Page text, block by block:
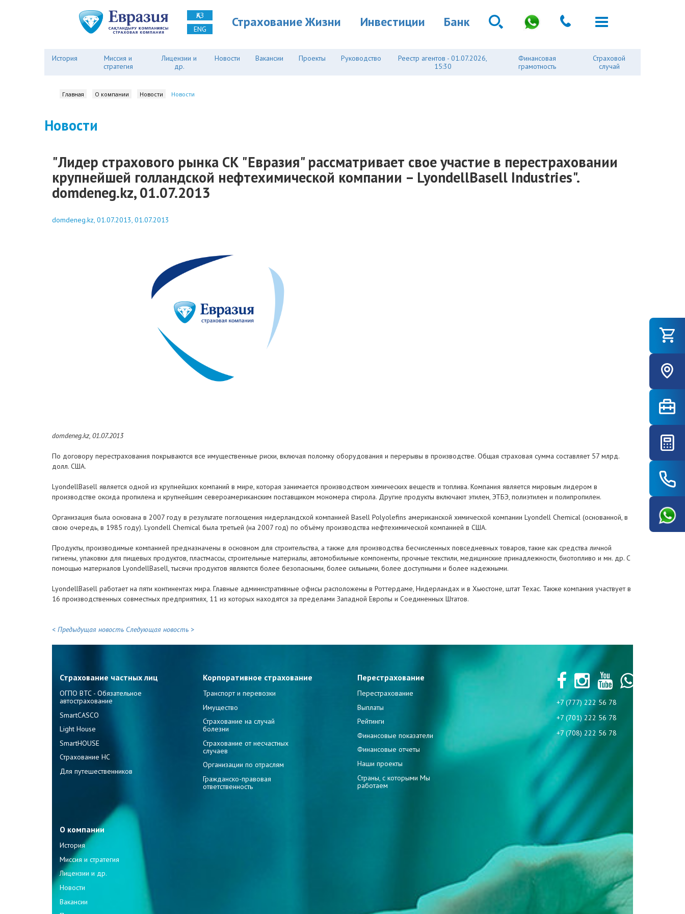
ҚАЗ
ENG
Страхование Жизни Инвестиции Банк
История
Миссия и
стратегия
Лицензии и
др.
Новости Вакансии Проекты Руководство
Реестр агентов - 01.07.2026,
15:30
Финансовая
грамотность
Страховой
случай
Главная О компании Новости Новости
Новости
"Лидер страхового рынка СК "Евразия" рассматривает свое участие в перестраховании
крупнейшей голландской нефтехимической компании – LyondellBasell Industries".
domdeneg.kz, 01.07.2013
domdeneg.kz, 01.07.2013, 01.07.2013
domdeneg.kz, 01.07.2013
По договору перестрахования покрываются все имущественные риски, включая поломку оборудования и перерывы в производстве. Общая страховая сумма составляет 57 млрд.
долл. США.
LyondellBasell является одной из крупнейших компаний в мире, которая занимается производством химических веществ и топлива. Компания является мировым лидером в
производстве оксида пропилена и крупнейшим североамериканским поставщиком мономера стирола. Другие продукты включают этилен, ЭТБЭ, полиэтилен и полипропилен.
Организация была основана в 2007 году в результате поглощения нидерландской компанией Basell Polyolefins американской химической компании Lyondell Chemical (основанной, в
свою очередь, в 1985 году). Lyondell Chemical была третьей (на 2007 год) по объёму производства нефтехимической компанией в США.
Продукты, производимые компанией предназначены в основном для строительства, а также для производства бесчисленных повседневных товаров, такие как средства личной
гигиены, упаковки для пищевых продуктов, пластмассы, строительные материалы, автомобильные компоненты, прочные текстили, медицинские принадлежности, биотопливо и мн. др. С
помощью материалов LyondellBasell, тысячи продуктов являются более безопасными, более сильными, более доступными и более надежными.
LyondellBasell работает на пяти континентах мира. Главные административные офисы расположены в Роттердаме, Нидерландах и в Хьюстоне, штат Техас. Также компания участвует в
16 производственных совместных предприятиях, 11 из которых находятся за пределами Западной Европы и Соединенных Штатов.
< Предыдущая новость Следующая новость >
Страхование частных лиц
ОГПО ВТС - Обязательное
автострахование
SmartCASCO
Light House
SmartHOUSE
Страхование НС
Для путешественников
Корпоративное страхование
Транспорт и перевозки
Имущество
Страхование на случай
болезни
Страхование от несчастных
случаев
Организации по отраслям
Гражданско-правовая
ответственность
Перестрахование
Перестрахование
Выплаты
Рейтинги
Финансовые показатели
Финансовые отчеты
Наши проекты
Страны, с которыми Мы
работаем
О компании
История
Миссия и стратегия
Лицензии и др.
Новости
Вакансии
+7 (777) 222 56 78
+7 (701) 222 56 78
+7 (708) 222 56 78